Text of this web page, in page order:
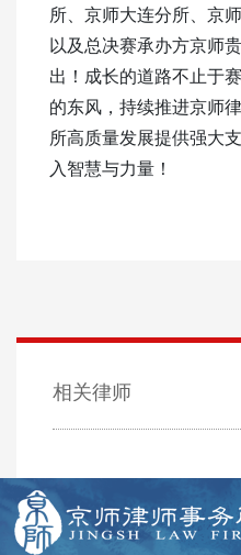
所、京师大连分所、京
以及总决赛承办方京师
出！成长的道路不止于
的东风，持续推进京师
所高质量发展提供强大
入智慧与力量！
相关律师